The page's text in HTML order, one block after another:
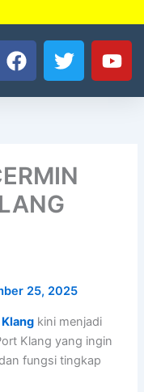
F
a
o
k
T
w
r
Y
o
25, 2025
kini menjadi
Klang yang ingin
fungsi tingkap